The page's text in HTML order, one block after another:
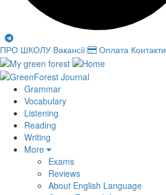
ПРО ШКОЛУ Вакансії Оплата Контакти
Grammar
Vocabulary
Listening
Reading
Writing
More
Exams
Reviews
About English Language